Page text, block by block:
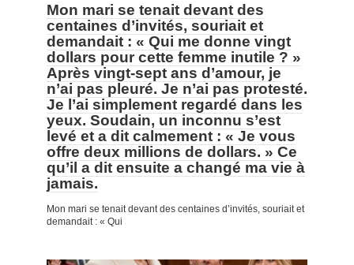
Mon mari se tenait devant des
centaines d’invités, souriait et
demandait : « Qui me donne vingt
dollars pour cette femme inutile ? »
Après vingt-sept ans d’amour, je
n’ai pas pleuré. Je n’ai pas protesté.
Je l’ai simplement regardé dans les
yeux. Soudain, un inconnu s’est
levé et a dit calmement : « Je vous
offre deux millions de dollars. » Ce
qu’il a dit ensuite a changé ma vie à
jamais.
Mon mari se tenait devant des centaines d’invités, souriait et
demandait : « Qui